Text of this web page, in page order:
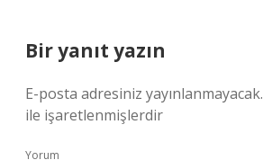
Bir yanıt yazın
E-posta adresiniz yayınlanmayacak.
ile işaretlenmişlerdir
Yorum